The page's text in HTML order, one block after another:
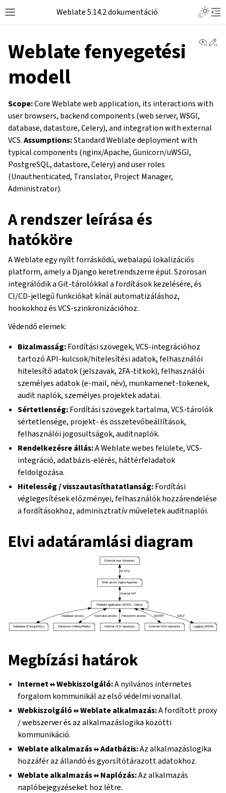
Weblate 5.14.2 dokumentáció
Weblate fenyegetési
modell
Scope:Core Weblate web application, its interactions with
user browsers, backend components (web server, WSGI,
database, datastore, Celery), and integration with external
VCS.Assumptions:Standard Weblate deployment with
typical components (nginx/Apache, Gunicorn/uWSGI,
PostgreSQL, datastore, Celery) and user roles
(Unauthenticated, Translator, Project Manager,
Administrator).
A rendszer leírása és
hatóköre
A Weblate egy nyílt forráskódú, webalapú lokalizációs
platform, amely a Django keretrendszerre épül. Szorosan
integrálódik a Git-tárolókkal a fordítások kezelésére, és
CI/CD-jellegű funkciókat kínál automatizáláshoz,
hookokhoz és VCS-szinkronizációhoz.
Védendő elemek:
Bizalmasság:Fordítási szövegek, VCS-integrációhoz
tartozó API-kulcsok/hitelesítési adatok, felhasználói
hitelesítő adatok (jelszavak, 2FA-titkok), felhasználói
személyes adatok (e-mail, név), munkamenet-tokenek,
audit naplók, személyes projektek adatai.
Sértetlenség:Fordítási szövegek tartalma, VCS-tárolók
sértetlensége, projekt- és összetevőbeállítások,
felhasználói jogosultságok, auditnaplók.
Rendelkezésre állás:A Weblate webes felülete, VCS-
integráció, adatbázis-elérés, háttérfeladatok
feldolgozása.
Hitelesség / visszautasíthatatlanság:Fordítási
véglegesítések előzményei, felhasználók hozzárendelése
a fordításokhoz, adminisztratív műveletek auditnaplói.
Elvi adatáramlási diagram
Megbízási határok
Internet ↔ Webkiszolgáló:A nyilvános internetes
forgalom kommunikál az első védelmi vonallal.
Webkiszolgáló ↔ Weblate alkalmazás:A fordított proxy
/ webszerver és az alkalmazáslogika közötti
kommunikáció.
Weblate alkalmazás ↔ Adatbázis:Az alkalmazáslogika
hozzáfér az állandó és gyorsítótárazott adatokhoz.
Weblate alkalmazás ↔ Naplózás:Az alkalmazás
naplóbejegyzéseket hoz létre.